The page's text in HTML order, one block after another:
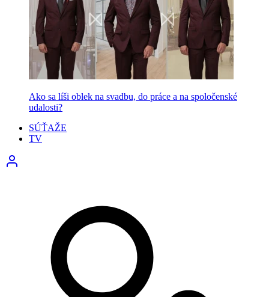
Ako sa líši oblek na svadbu, do práce a na spoločenské
udalosti?
SÚŤAŽE
TV